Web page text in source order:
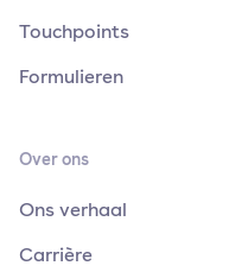
Touchpoints
Formulieren
Over ons
Ons verhaal
Carrière